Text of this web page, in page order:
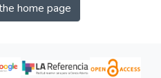
home page